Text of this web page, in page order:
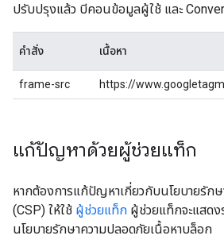
ปรับปรุงแล้ว บีคอนข้อมูลผู้ใช้ และ
คำสั่ง เนื้อหา
frame-src https://
แก้ปัญหาด้วยผู้ช่วยแท็ก
หากต้องการแก้ปัญหาเกี่ยวกับนโยบายรัก
(CSP) ให้ใช้ ผู้ช่วยแท็ก ผู้ช่วยแท็กจะแสด
นโยบายรักษาความปลอดภัยเนื้อหาบล็อก